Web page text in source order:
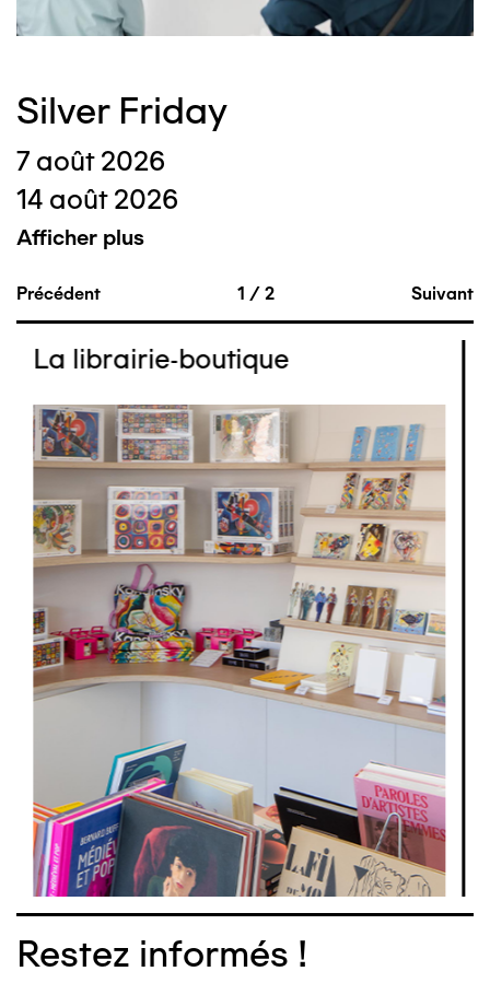
Silver Friday
7 août 2026
14 août 2026
Afficher plus
Précédent 1 / 2 Suivant
La librairie-boutique
Image
Restez informés !